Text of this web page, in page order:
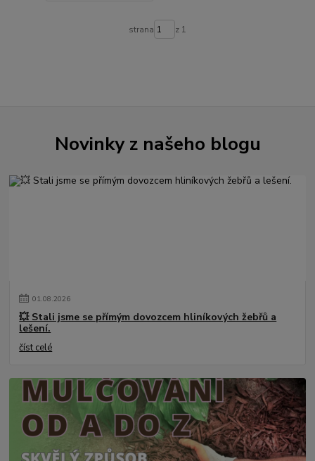
strana z 1
Novinky z našeho blogu
01.08.2026
💥 Stali jsme se přímým dovozcem hliníkových žebřů a
lešení.
číst celé